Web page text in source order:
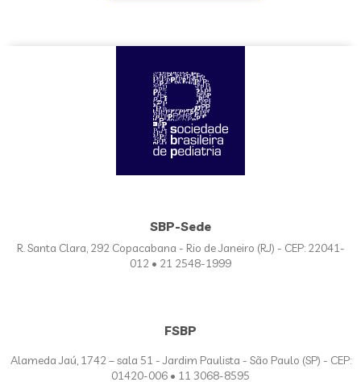
SBP-Sede
R. Santa Clara, 292 Copacabana - Rio de Janeiro (RJ) - CEP: 22041-
012 • 21 2548-1999
FSBP
Alameda Jaú, 1742 – sala 51 - Jardim Paulista - São Paulo (SP) - CEP:
01420-006 • 11 3068-8595